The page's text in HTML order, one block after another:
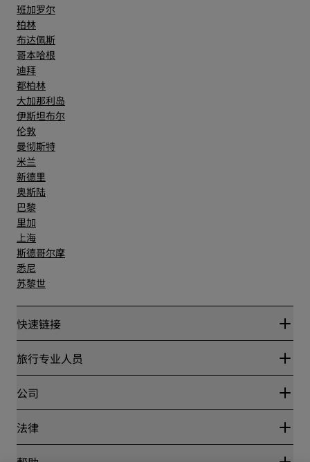
班加罗尔
柏林
布达佩斯
哥本哈根
迪拜
都柏林
大加那利岛
伊斯坦布尔
伦敦
曼彻斯特
米兰
新德里
奥斯陆
巴黎
里加
上海
斯德哥尔摩
悉尼
苏黎世
快速链接
丽赏会
Blog
目的地
丽笙酒店集团APP
体育认证酒店
旅行专业人员
合作伙伴
公司
丽笙酒店集团
工作机会 RHG
法律
隐私中心